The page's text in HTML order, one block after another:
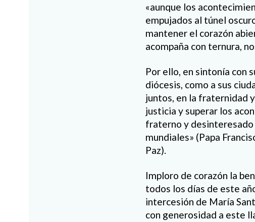
«aunque los
empujados al túnel
mantener el corazón
acompaña con ternura,
Por ello, en sintonía con
diócesis, como a sus
juntos, en la fraternidad
justicia y superar los
fraterno y desinteresado
mundiales» (Papa
Paz).
Imploro de corazón la
todos los días de este
intercesión de María
con generosidad a este